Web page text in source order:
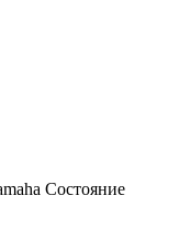
Состояние